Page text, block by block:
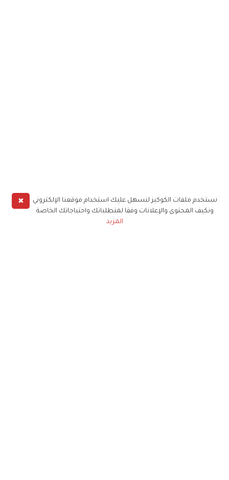
✖
نستخدم ملفات الكوكيز لنسهل عليك استخدام موقعنا الإلكتروني
ونكيف المحتوى والإعلانات وفقا لمتطلباتك واحتياجاتك الخاصة
المزيد